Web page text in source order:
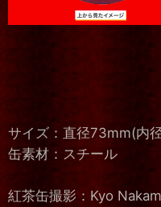
サイズ：直径73mm(内
缶素材：スチール
紅茶缶撮影：Kyo